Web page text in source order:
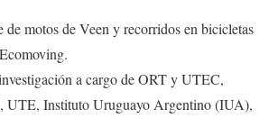
motos de Veen y recorridos en bicicletas
a cargo de ORT y UTEC,
UTE, Instituto Uruguayo Argentino (IUA),